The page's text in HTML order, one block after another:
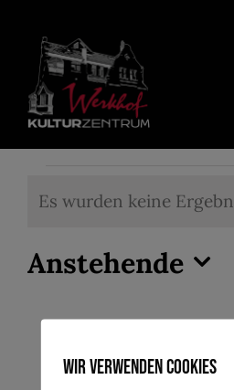
Inhalt
springen
Hinweis
Es wurden keine
Anstehende
wählen.
Wir verwenden Cookies